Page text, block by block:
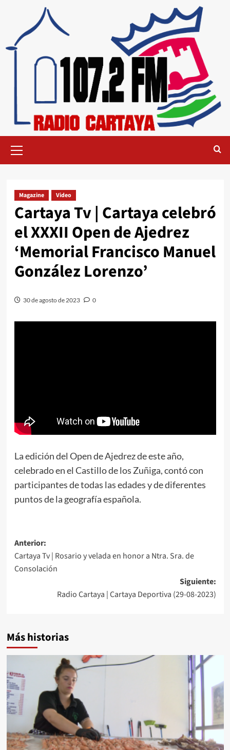
Magazine Video
Cartaya Tv | Cartaya celebró
el XXXII Open de Ajedrez
‘Memorial Francisco Manuel
González Lorenzo’
30 de agosto de 2023 0
La edición del Open de Ajedrez de este año,
celebrado en el Castillo de los Zuñiga, contó con
participantes de todas las edades y de diferentes
puntos de la geografía española.
Anterior:
Cartaya Tv | Rosario y velada en honor a Ntra. Sra. de
Consolación
Siguiente:
Radio Cartaya | Cartaya Deportiva (29-08-2023)
Más historias